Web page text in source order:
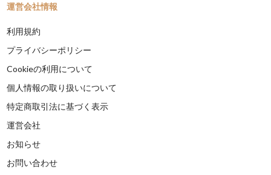
運営会社情報
利用規約
プライバシーポリシー
Cookieの利用について
個人情報の取り扱いについて
特定商取引法に基づく表示
運営会社
お知らせ
お問い合わせ